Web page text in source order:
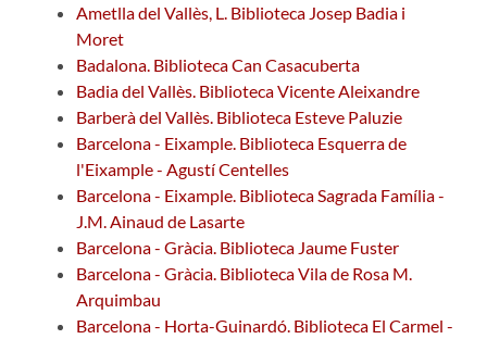
Ametlla del Vallès, L. Biblioteca Josep Badia i
Moret
Badalona. Biblioteca Can Casacuberta
Badia del Vallès. Biblioteca Vicente Aleixandre
Barberà del Vallès. Biblioteca Esteve Paluzie
Barcelona - Eixample. Biblioteca Esquerra de
l'Eixample - Agustí Centelles
Barcelona - Eixample. Biblioteca Sagrada Família -
J.M. Ainaud de Lasarte
Barcelona - Gràcia. Biblioteca Jaume Fuster
Barcelona - Gràcia. Biblioteca Vila de Rosa M.
Arquimbau
Barcelona - Horta-Guinardó. Biblioteca El Carmel -